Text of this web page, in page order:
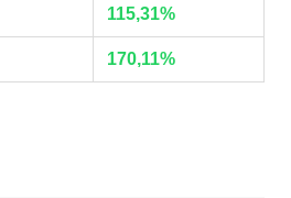
115,31%
170,11%